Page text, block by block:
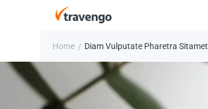
Home / Diam Vulputate Pharetra Sitamet